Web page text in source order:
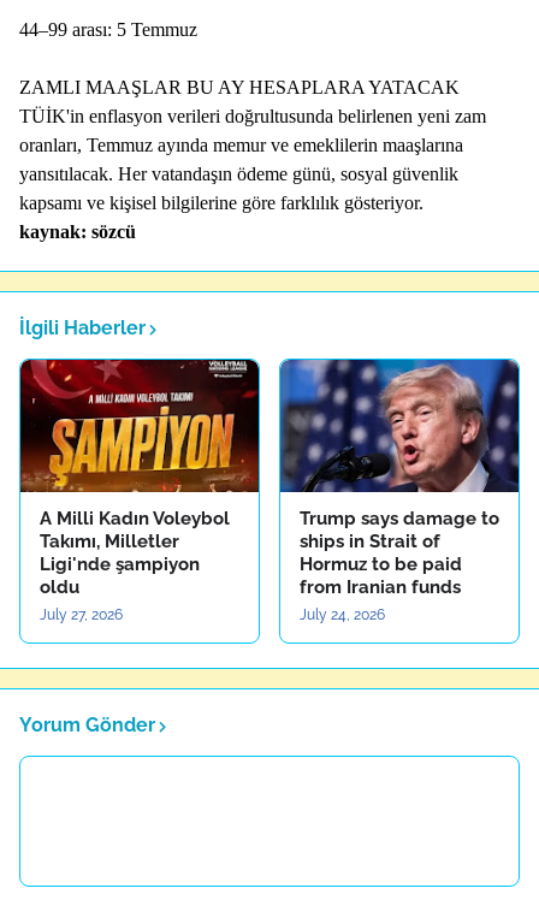
44–99 arası: 5 Temmuz
ZAMLI MAAŞLAR BU AY HESAPLARA YATACAK
TÜİK'in enflasyon verileri doğrultusunda belirlenen yeni zam
oranları, Temmuz ayında memur ve emeklilerin maaşlarına
yansıtılacak. Her vatandaşın ödeme günü, sosyal güvenlik
kapsamı ve kişisel bilgilerine göre farklılık gösteriyor.
kaynak: sözcü
İlgili Haberler
A Milli Kadın Voleybol
Takımı, Milletler
Ligi'nde şampiyon
oldu
July 27, 2026
Trump says damage to
ships in Strait of
Hormuz to be paid
from Iranian funds
July 24, 2026
Yorum Gönder